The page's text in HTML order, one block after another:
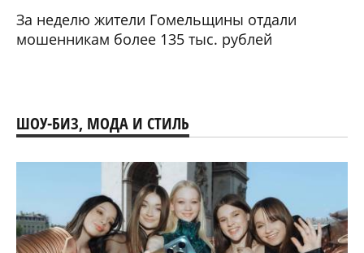
За неделю жители Гомельщины отдали
мошенникам более 135 тыс. рублей
ШОУ-БИЗ, МОДА И СТИЛЬ